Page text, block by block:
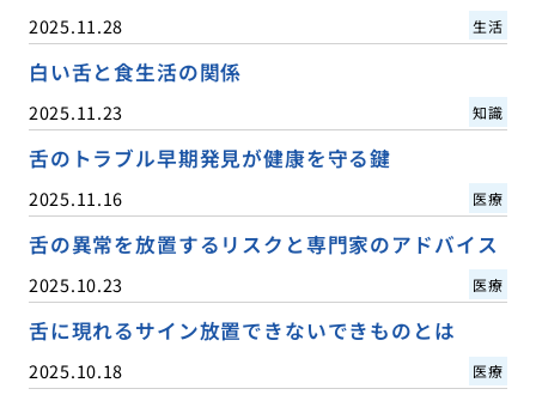
2025.11.28 生活
白い舌と食生活の関係
2025.11.23 知識
舌のトラブル早期発見が健康を守る鍵
2025.11.16 医療
舌の異常を放置するリスクと専門家のアドバイス
2025.10.23 医療
舌に現れるサイン放置できないできものとは
2025.10.18 医療